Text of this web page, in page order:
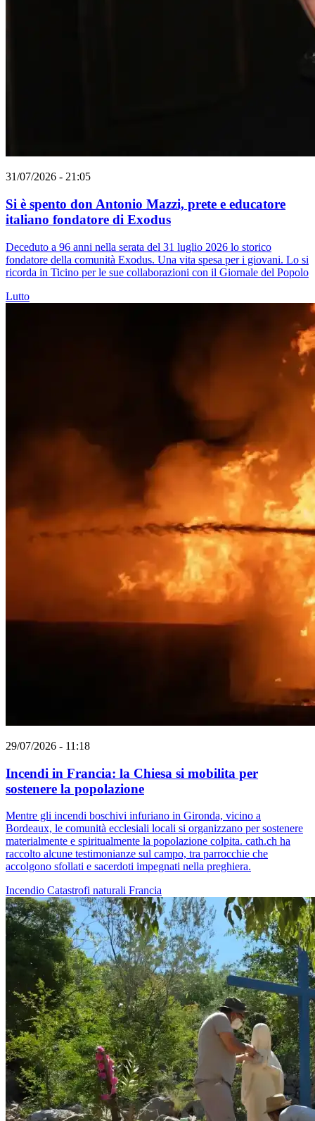
31/07/2026 - 21:05
Si è spento don Antonio Mazzi, prete e educatore
italiano fondatore di Exodus
Deceduto a 96 anni nella serata del 31 luglio 2026 lo storico
fondatore della comunità Exodus. Una vita spesa per i giovani. Lo si
ricorda in Ticino per le sue collaborazioni con il Giornale del Popolo
Lutto
29/07/2026 - 11:18
Incendi in Francia: la Chiesa si mobilita per
sostenere la popolazione
Mentre gli incendi boschivi infuriano in Gironda, vicino a
Bordeaux, le comunità ecclesiali locali si organizzano per sostenere
materialmente e spiritualmente la popolazione colpita. cath.ch ha
raccolto alcune testimonianze sul campo, tra parrocchie che
accolgono sfollati e sacerdoti impegnati nella preghiera.
Incendio Catastrofi naturali Francia